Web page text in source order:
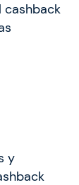
cashback
y